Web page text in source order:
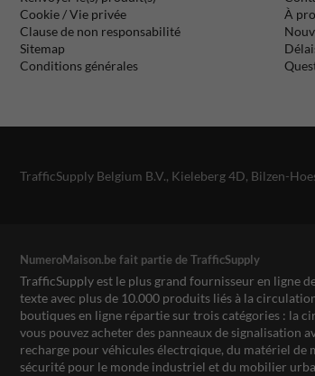
Cookie / Vie privée
Clause de non responsabilité
Sitemap
Conditions générales
À
TrafficSupply Belgium B.V., Kieleberg 4D, Bilzen-
NumeroMaison.be fait partie de TrafficSupply
TrafficSupply est le plus grand fournisseur en ligne
texte avec plus de 10.000 produits liés à la
boutiques en ligne répartie sur trois catégories : la
vous pouvez acheter des panneaux de signalisation
recharge pour véhicules électrqique, du matériel de
sécurité pour le monde industriel et du mobilier